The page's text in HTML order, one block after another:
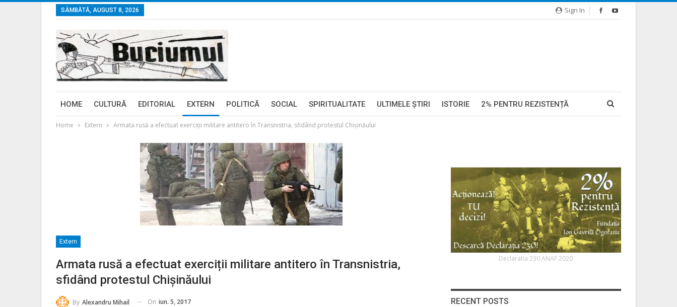
Sign In
SÂMBĂTĂ, AUGUST 8, 2026
HOME CULTURĂ EDITORIAL EXTERN POLITICĂ SOCIAL SPIRITUALITATE ULTIMELE ŞTIRI ISTORIE 2% PENTRU REZISTENȚĂ
Home Extern Armata rusă a efectuat exerciții militare antitero în Transnistria, sfidând protestul Chișinăului
Extern
Armata rusă a efectuat exerciții militare antitero în Transnistria,
sfidând protestul Chișinăului
By Alexandru Mihail On iun. 5, 2017
Declaratia 230 ANAF 2020
RECENT POSTS